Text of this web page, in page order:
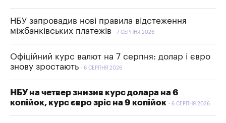
НБУ запровадив нові правила відстеження
міжбанківських платежів
7 СЕРПНЯ 2026
Офіційний курс валют на 7 серпня: долар і євро
знову зростають
6 СЕРПНЯ 2026
НБУ на четвер знизив курс долара на 6
копійок, курс євро зріс на 9 копійок
6 СЕРПНЯ 2026